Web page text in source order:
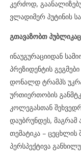
კერძოდ,
ვლადიმერ პუტინის
გთავაზობთ
ინაუგურაციიდან
პრეზიდენტის
დონალდ ტრამპს
ურთიერთობის
კოლეგასთან
დაუბრუნდეს, მაგრამ
თემატიკა – ცეცხლის
პერსპექტივა